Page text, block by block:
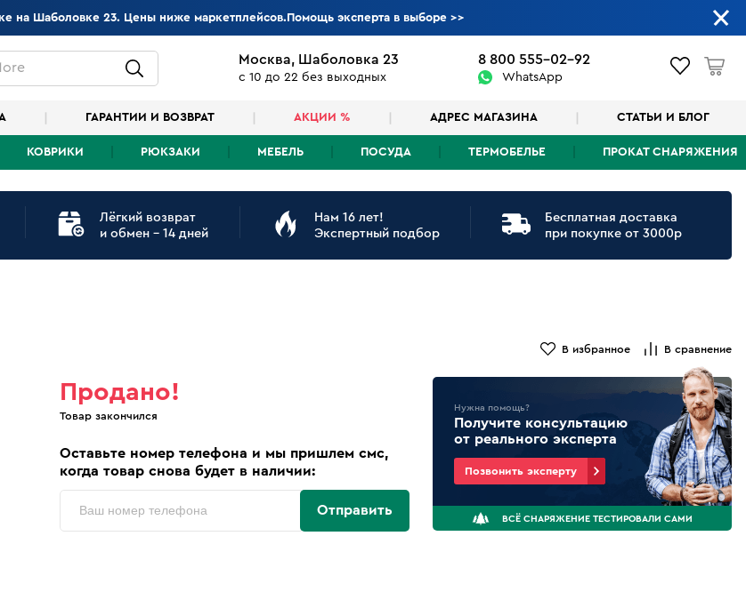
на Шаболовке 23. Цены ниже маркетплейсов.Помощь эксперта в выборе>>
Москва, Шаболовка 23
с 10 до 22 без выходных
8 800 555-02-92
WhatsApp
ГАРАНТИИ И ВОЗВРАТ АКЦИИ % АДРЕС МАГАЗИНА СТАТЬИ И БЛОГ
КОВРИКИ РЮКЗАКИ МЕБЕЛЬ ПОСУДА ТЕРМОБЕЛЬЕ ПРОКАТ СНАРЯЖЕНИЯ
Лёгкий возврат
и обмен - 14 дней
Нам 16 лет!
Экспертный подбор
Бесплатная доставка
при покупке от 3000р
В избранное В сравнение
Продано!
Товар закончился
Оставьте номер телефона и мы пришлем смс,
когда товар снова будет в наличии:
Отправить
Нужна помощь?
Получите консультацию
от реального эксперта
Позвонить эксперту
ВСЁ СНАРЯЖЕНИЕ ТЕСТИРОВАЛИ САМИ